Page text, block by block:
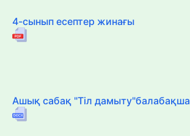
4-сынып есептер жинағы
Ашық сабақ "Тіл дамыту"балабақша